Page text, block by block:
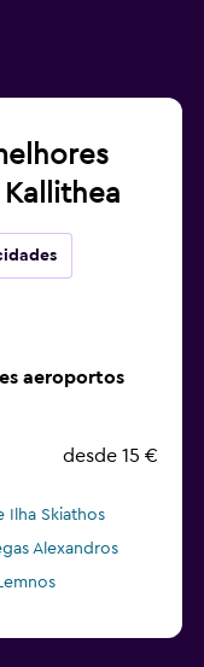
aeroportos
desde 15 €
Ilha Skiathos
Alexandros